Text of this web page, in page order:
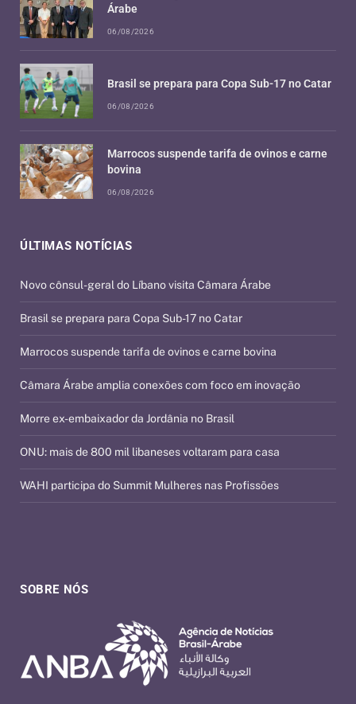
SOBRE NÓS
ÚLTIMAS NOTÍCIAS
Novo cônsul-geral do Líbano visita Câmara Árabe
Brasil se prepara para Copa Sub-17 no Catar
Marrocos suspende tarifa de ovinos e carne bovina
Câmara Árabe amplia conexões com foco em inovação
Morre ex-embaixador da Jordânia no Brasil
ONU: mais de 800 mil libaneses voltaram para casa
WAHI participa do Summit Mulheres nas Profissões
Árabe
06/08/2026
Brasil se prepara para Copa Sub-17 no Catar
06/08/2026
Marrocos suspende tarifa de ovinos e carne
bovina
06/08/2026